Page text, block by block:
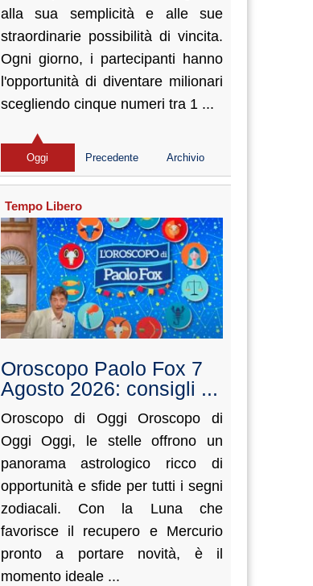
alla sua semplicità e alle sue
straordinarie possibilità di vincita.
Ogni giorno, i partecipanti hanno
l'opportunità di diventare milionari
scegliendo cinque numeri tra 1 ...
Oggi Precedente Archivio
Tempo Libero
Oroscopo Paolo Fox 7
Agosto 2026: consigli ...
Oroscopo di Oggi Oroscopo di
Oggi Oggi, le stelle offrono un
panorama astrologico ricco di
opportunità e sfide per tutti i segni
zodiacali. Con la Luna che
favorisce il recupero e Mercurio
pronto a portare novità, è il
momento ideale ...